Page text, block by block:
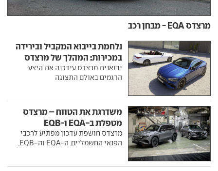
מרצדס EQA - מבחן רכב
נלחמת בייבוא המקביל ובירידה
במכירות: המהלך של מרצדס
יבואנית מרצדס עידכנה את היצע
הדגמים באולם התצוגה
משדרגת את הטווח – מרצדס
מטפלת ב-EQA ו-EQB
מרצדס חושפת עדכון מפתיע לרכבי
הפנאי החשמליים, ה-EQA וה-EQB,